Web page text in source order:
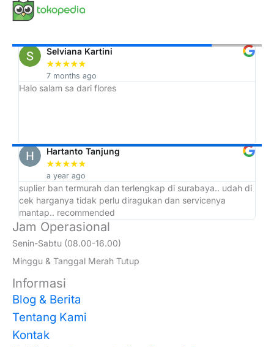
Selviana Kartini
★★★★★
7 months ago
Halo salam sa dari flores
Hartanto Tanjung
★★★★★
a year ago
suplier ban termurah dan terlengkap di surabaya.. udah di
cek harganya tidak perlu diragukan dan servicenya
mantap.. recommended
Jam Operasional
Senin-Sabtu (08.00-16.00)
Minggu & Tanggal Merah Tutup
Informasi
Blog & Berita
Tentang Kami
Kontak